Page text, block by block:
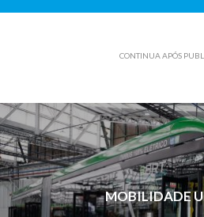
CONTINUA APÓS
MOBILIDADE